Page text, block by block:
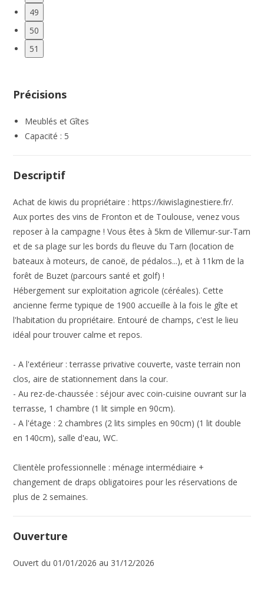
49
50
51
Précisions
Meublés et Gîtes
Capacité : 5
Descriptif
Achat de kiwis du propriétaire : https://kiwislaginestiere.fr/.
Aux portes des vins de Fronton et de Toulouse, venez vous
reposer à la campagne ! Vous êtes à 5km de Villemur-sur-Tarn
et de sa plage sur les bords du fleuve du Tarn (location de
bateaux à moteurs, de canoë, de pédalos...), et à 11km de la
forêt de Buzet (parcours santé et golf) !
Hébergement sur exploitation agricole (céréales). Cette
ancienne ferme typique de 1900 accueille à la fois le gîte et
l'habitation du propriétaire. Entouré de champs, c'est le lieu
idéal pour trouver calme et repos.
- A l'extérieur : terrasse privative couverte, vaste terrain non
clos, aire de stationnement dans la cour.
- Au rez-de-chaussée : séjour avec coin-cuisine ouvrant sur la
terrasse, 1 chambre (1 lit simple en 90cm).
- A l'étage : 2 chambres (2 lits simples en 90cm) (1 lit double
en 140cm), salle d'eau, WC.
Clientèle professionnelle : ménage intermédiaire +
changement de draps obligatoires pour les réservations de
plus de 2 semaines.
Ouverture
Ouvert du 01/01/2026 au 31/12/2026